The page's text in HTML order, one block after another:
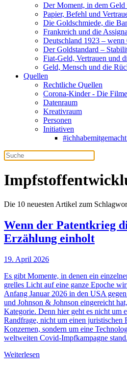
Der Moment, in dem
Papier, Befehl und
Die Goldschmiede, die
Frankreich und die
Deutschland 1923 –
Der Goldstandard –
Fiat-Geld, Vertrauen und
Geld, Mensch und die
Quellen
Rechtliche Quellen
Corona-Kinder - Die Filme
Datenraum
Kreativraum
Personen
Initiativen
Die 10 neuesten Artikel zum
Wenn der Patentkrieg
Erzählung einholt
19. April 2026
Es gibt Momente, in denen ein
grelles Licht auf eine ganze Epoche
Anfang Januar 2026 in den USA
und Johnson & Johnson eingereicht
Kategorie. Denn hier geht es nicht um
Randfrage, nicht um einen juristischen
Konzernen, sondern um eine
weltweiten Covid-Impfkampagne stand.
Weiterlesen